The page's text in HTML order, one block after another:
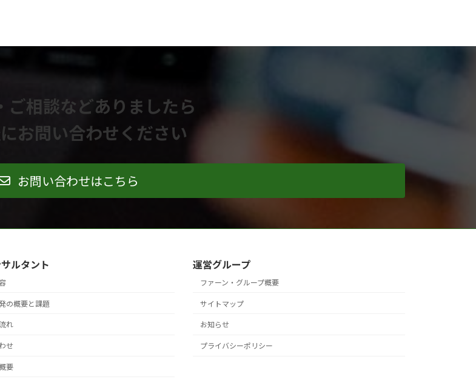
ご相談などありましたら
お問い合わせください
お問い合わせはこちら
ルタント
の概要と課題
れ
せ
要
運営グループ
ファーン・グループ概要
サイトマップ
お知らせ
プライバシーポリシー